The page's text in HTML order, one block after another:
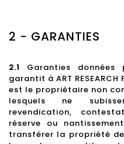
2 - GARANTIES
2.1
Garanties données
garantit à ART RESEARCH
est le propriétaire non
lesquels ne
revendication,
réserve ou
transférer la propriété